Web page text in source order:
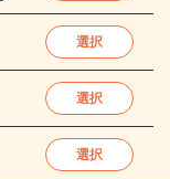
選択
選択
選択